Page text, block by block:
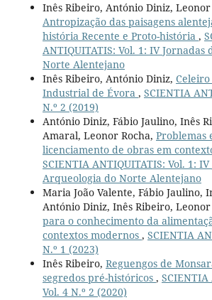
Inês Ribeiro, António Diniz, Leonor
Antropização das paisagens
história Recente e Proto-história ,
ANTIQUITATIS: Vol. 1: IV
Norte Alentejano
Inês Ribeiro, António Diniz, Celeiro
Industrial de Évora , SCIENTIA
N.º 2 (2019)
António Diniz, Fábio Jaulino, Inês
Amaral, Leonor Rocha, Problemas
licenciamento de obras em
SCIENTIA ANTIQUITATIS: Vol. 1:
Arqueologia do Norte Alentejano
Maria João Valente, Fábio Jaulino,
António Diniz, Inês Ribeiro, Leonor
para o conhecimento da
contextos modernos , SCIENTIA
N.º 1 (2023)
Inês Ribeiro, Reguengos de
segredos pré-históricos , SCIENTIA
Vol. 4 N.º 2 (2020)